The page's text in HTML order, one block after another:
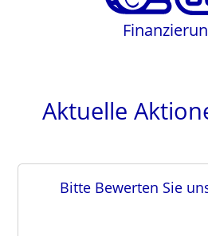
Aktuelle
Bitte Bewerten Sie